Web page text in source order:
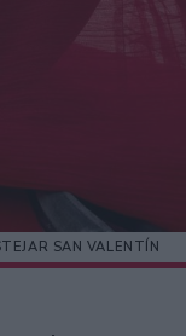
SAN VALENTÍN